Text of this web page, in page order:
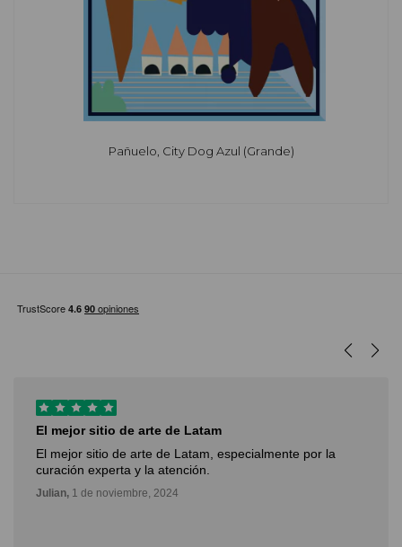
Pañuelo, City Dog Azul (Grande)
Arte para todos!
Gran herramienta para introducirme al mundo del arte,
facil acceso y gran servicio y atencion.
Mario,9 de octubre, 2024